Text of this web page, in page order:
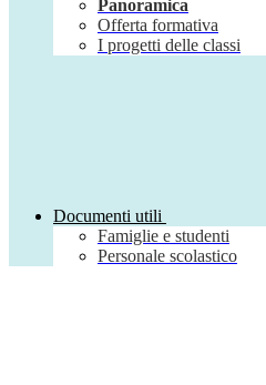
Panoramica
Offerta formativa
I progetti delle classi
Documenti utili
Famiglie e studenti
Personale scolastico